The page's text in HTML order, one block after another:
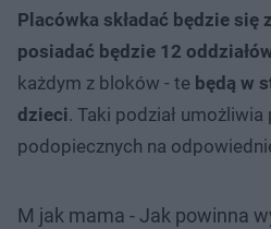
Placówka składać będzie się
posiadać będzie 12
każdym z bloków - te będą w
dzieci. Taki podział umożliwia
podopiecznych na
M jak mama - Jak powinna